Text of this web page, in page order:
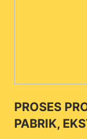
PROSES
PABRIK,